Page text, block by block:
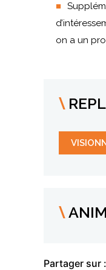
on a un
Partager sur :